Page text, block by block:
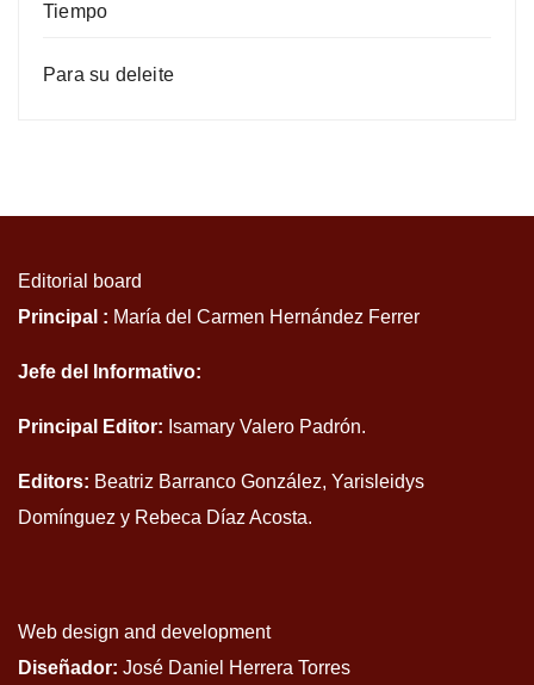
Tiempo
Para su deleite
Editorial board
Principal : María del Carmen Hernández Ferrer
Jefe del Informativo:
Principal Editor: Isamary Valero Padrón.
Editors: Beatriz Barranco González, Yarisleidys
Domínguez y Rebeca Díaz Acosta.
Web design and development
Diseñador: José Daniel Herrera Torres